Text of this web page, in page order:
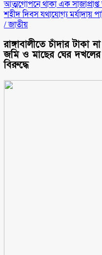
আত্মগোপনে থাকা এক
শহীদ দিবস যথাযোগ্য মর্যাদায়
/জাতীয়
রাঙ্গাবালীতে চাঁদার টাকা
জমি ও মাছের ঘের
বিরুদ্ধে